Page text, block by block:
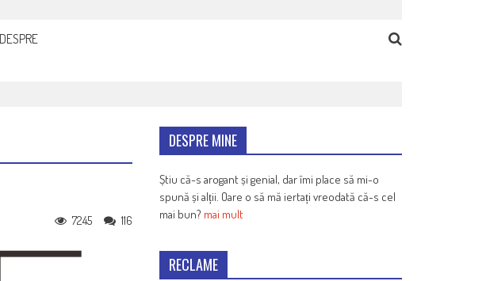
DESPRE
116
7245
DESPRE MINE
Știu că-s arogant și genial, dar îmi place să mi-o
spună și alții. Oare o să mă iertați vreodată că-s cel
mai bun? mai mult
RECLAME